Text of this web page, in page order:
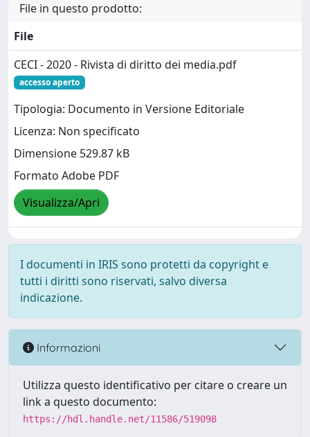
File in questo prodotto:
File
CECI - 2020 - Rivista di diritto dei media.pdf
accesso aperto
Tipologia: Documento in Versione Editoriale
Licenza: Non specificato
Dimensione 529.87 kB
Formato Adobe PDF
Visualizza/Apri
I documenti in IRIS sono protetti da copyright e
tutti i diritti sono riservati, salvo diversa
indicazione.
Informazioni
Utilizza questo identificativo per citare o creare un
link a questo documento:
https://hdl.handle.net/11586/519098